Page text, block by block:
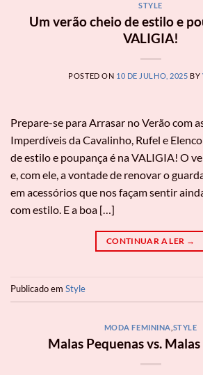
STYLE
Um verão cheio de estilo e
VALIGIA!
POSTED ON 10 DE JULHO, 2025 BY
Prepare-se para Arrasar no Verão com
Imperdíveis da Cavalinho, Rufel e
de estilo e poupança é na VALIGIA! O
e, com ele, a vontade de renovar o
em acessórios que nos façam sentir
com estilo. E a boa […]
CONTINUAR A LER →
Publicado em Style
MODA FEMININA STYLE
Malas Pequenas vs.